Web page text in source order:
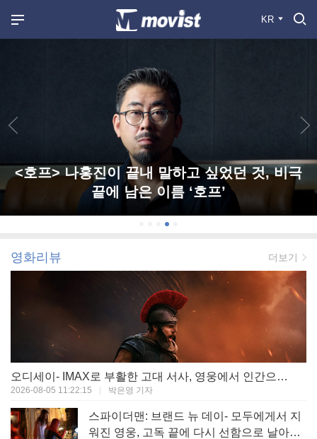
KR
<호프> 나홍진이 끝내 말하고 싶었던 것, 비극
끝에 남은 이름 ‘호프’
영화리뷰 더보기
오디세이- IMAX로 부활한 고대 서사, 영웅에서 인간으로의 귀환 (오락성 9 | 작품성 9)
2026-08-05 11:22:15 박은영 기자
스파이더맨: 브랜드 뉴 데이- 모두에게서 지
워진 영웅, 고독 끝에 다시 선함으로 날아오